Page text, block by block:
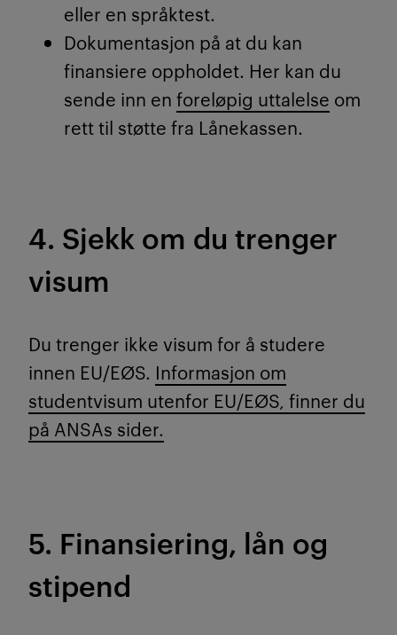
eller en språktest.
Dokumentasjon på at du kan
finansiere oppholdet. Her kan du
sende inn en foreløpig uttalelse om
rett til støtte fra Lånekassen.
4. Sjekk om du trenger
visum
Du trenger ikke visum for å studere
innen EU/EØS. Informasjon om
studentvisum utenfor EU/EØS, finner du
på ANSAs sider.
5. Finansiering, lån og
stipend